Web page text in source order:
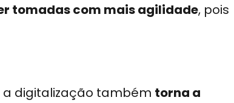
tomadas com mais agilidade, pois
a digitalização também torna a